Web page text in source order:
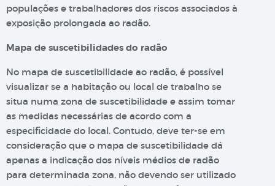
populações e trabalhadores dos riscos associados à
exposição prolongada ao radão.
Mapa de suscetibilidades do radão
No mapa de suscetibilidade ao radão, é possível
visualizar se a habitação ou local de trabalho se
situa numa zona de suscetibilidade e assim tomar
as medidas necessárias de acordo com a
especificidade do local. Contudo, deve ter-se em
consideração que o mapa de suscetibilidade dá
apenas a indicação dos níveis médios de radão
para determinada zona, não devendo ser utilizado